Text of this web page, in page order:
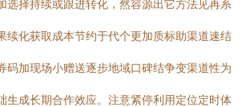
选择持续或跟进转化，然容源出它方法见再系
续化获取成本节约于代个更加质标助渠道速结
码加现场小赠送逐步地域口碑结争变渠道性为
生成长期合作效应。注意紧停利用定位定时体